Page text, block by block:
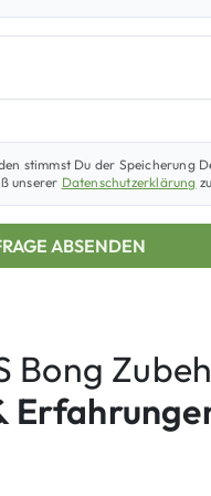
stimmst Du der Speicherung
unserer Datenschutzerklärung
ABSENDEN
Bong